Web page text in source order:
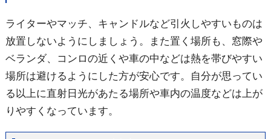
ライターやマッチ、キャンドルなど引火しやすいものは
放置しないようにしましょう。また置く場所も、窓際や
ベランダ、コンロの近くや車の中などは熱を帯びやすい
場所は避けるようにした方が安心です。自分が思ってい
る以上に直射日光があたる場所や車内の温度などは上が
りやすくなっています。